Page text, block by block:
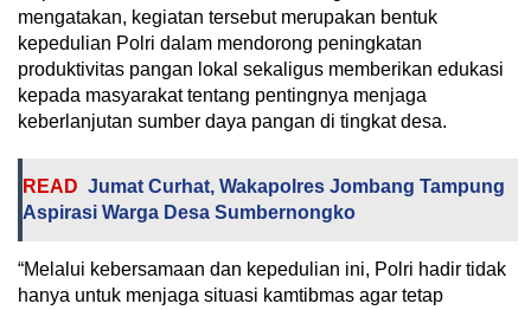
mengatakan, kegiatan tersebut merupakan bentuk
kepedulian Polri dalam mendorong peningkatan
produktivitas pangan lokal sekaligus memberikan edukasi
kepada masyarakat tentang pentingnya menjaga
keberlanjutan sumber daya pangan di tingkat desa.
READ Jumat Curhat, Wakapolres Jombang Tampung
Aspirasi Warga Desa Sumbernongko
“Melalui kebersamaan dan kepedulian ini, Polri hadir tidak
hanya untuk menjaga situasi kamtibmas agar tetap